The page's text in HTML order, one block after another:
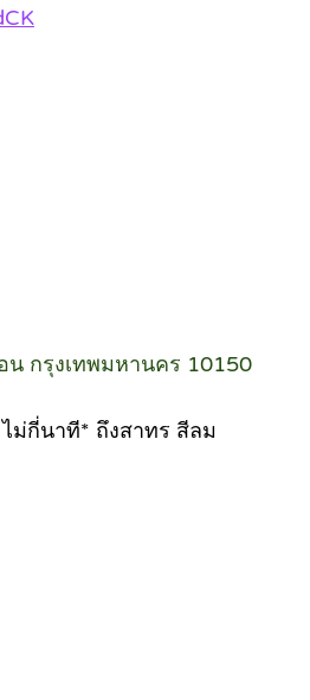
น กรุงเทพมหานคร 10150
ม่กี่นาที* ถึงสาทร สีลม